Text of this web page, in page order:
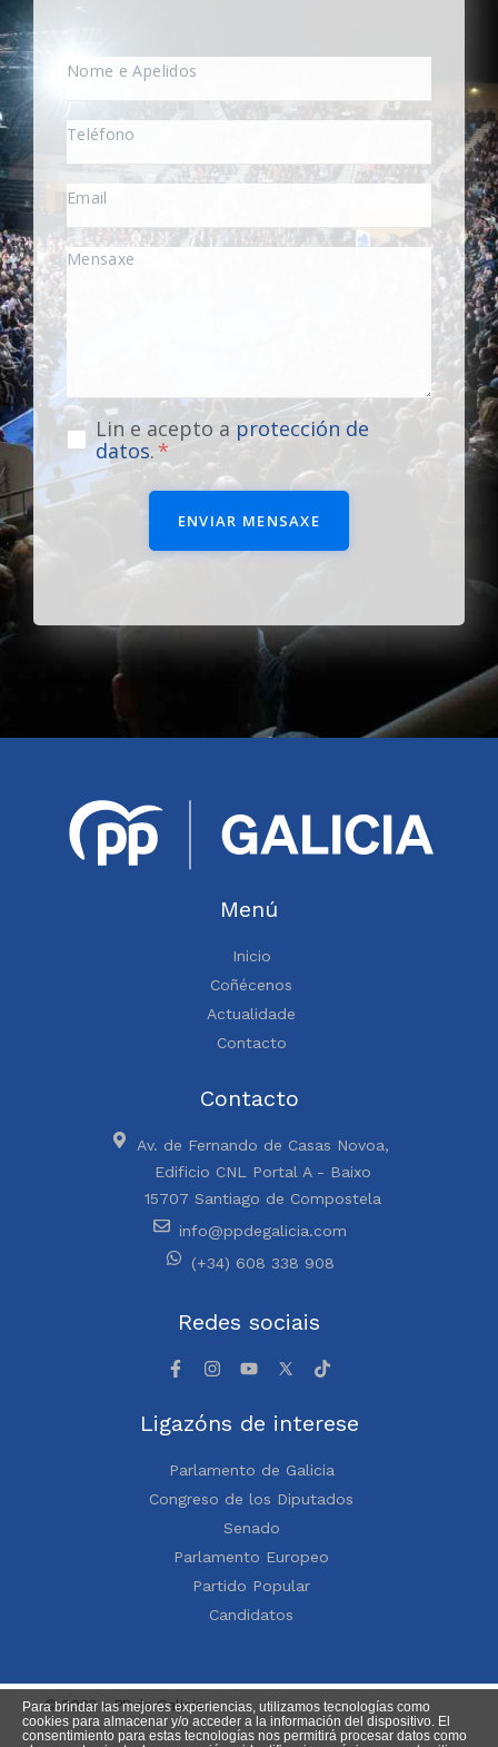
Lin e acepto a protección de
datos.
ENVIAR MENSAXE
Menú
Inicio
Coñécenos
Actualidade
Contacto
Contacto
Av. de Fernando de Casas Novoa,
Edificio CNL Portal A - Baixo
15707 Santiago de Compostela
info@ppdegalicia.com
(+34) 608 338 908
Redes sociais
Ligazóns de interese
Parlamento de Galicia
Congreso de los Diputados
Senado
Parlamento Europeo
Partido Popular
Candidatos
© 2023 – PP de Galicia
Para brindar las mejores experiencias, utilizamos tecnologías como
cookies para almacenar y/o acceder a la información del dispositivo. El
consentimiento para estas tecnologías nos permitirá procesar datos como